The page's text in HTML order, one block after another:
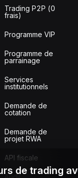
Trading P2P (0
frais)
Programme VIP
Programme de
parrainage
Services
institutionnels
Demande de
cotation
Demande de
projet RWA
API fiscale
de trading